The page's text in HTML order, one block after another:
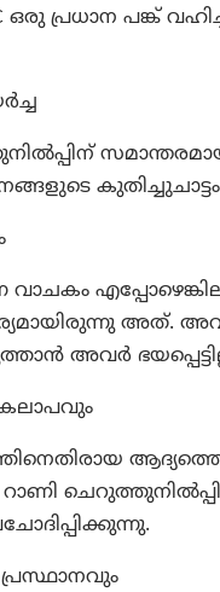
പ്രധാന പങ്ക്
വാചകം
അത്.
അവർ